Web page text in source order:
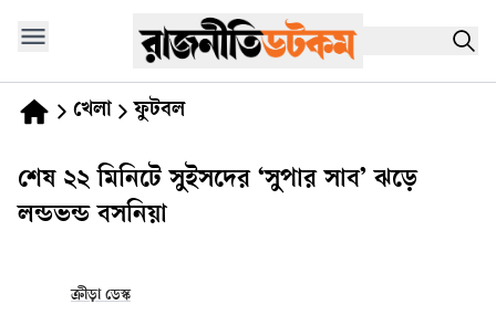
খেলা ফুটবল
শেষ ২২ মিনিটে সুইসদের ‘সুপার সাব’ ঝড়ে
লন্ডভন্ড বসনিয়া
ক্রীড়া ডেস্ক